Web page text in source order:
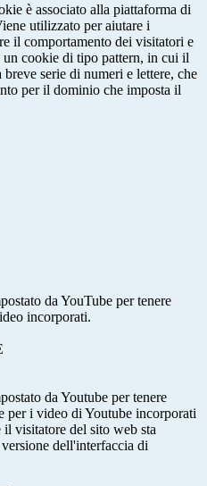
è associato alla piattaforma di
utilizzato per aiutare i
il comportamento dei visitatori e
cookie di tipo pattern, in cui il
serie di numeri e lettere, che
per il dominio che imposta il
da YouTube per tenere
incorporati.
da Youtube per tenere
per i video di Youtube incorporati
il visitatore del sito web sta
dell'interfaccia di